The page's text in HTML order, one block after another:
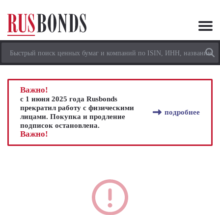
Важно!
с 1 июня 2025 года Rusbonds
прекратил работу с физическими
лицами. Покупка и продление
подписок остановлена.
подробнее
Важно!